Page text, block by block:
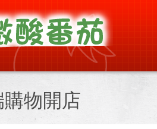
購物開店